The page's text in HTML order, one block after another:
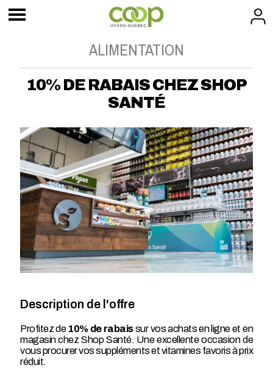
ALIMENTATION
10% DE RABAIS CHEZ SHOP
SANTÉ
Description de l'offre
Profitez de 10% de rabaissur vos achats en ligne et en
magasin chez Shop Santé. Une excellente occasion de
vous procurer vos suppléments et vitamines favoris à prix
réduit.